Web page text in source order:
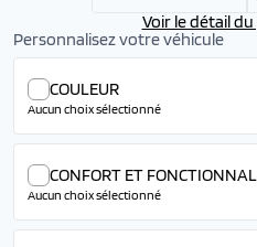
Voir le détail
Personnalisez votre véhicule
COULEUR
Aucun choix sélectionné
CONFORT ET
Aucun choix sélectionné